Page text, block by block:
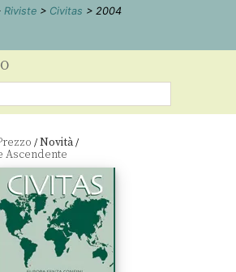
Riviste > Civitas > 2004
/Novità/